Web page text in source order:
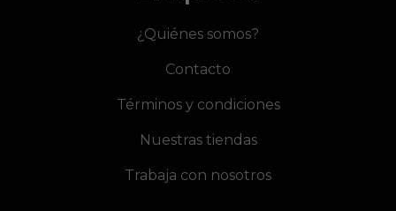
¿Quiénes somos?
Contacto
Términos y condiciones
Nuestras tiendas
Trabaja con nosotros